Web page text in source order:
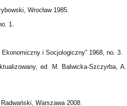
Wrocław 1985.
1.
i Socjologiczny” 1968, no. 3.
ed. M. Balwicka-Szczyrba, A.
Warszawa 2008.